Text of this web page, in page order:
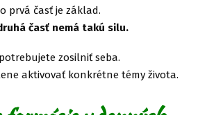
prvá časť je základ.
časť nemá takú silu.
zosilniť seba.
aktivovať konkrétne témy života.